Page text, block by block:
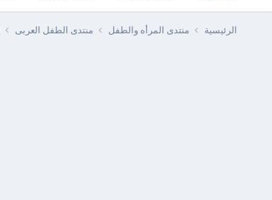
الرئيسية منتدى المرأه والطفل منتدى الطفل العربى